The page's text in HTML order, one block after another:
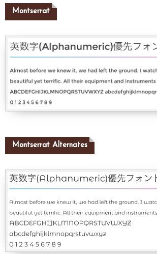
Montserrat
Montserrat Alternates